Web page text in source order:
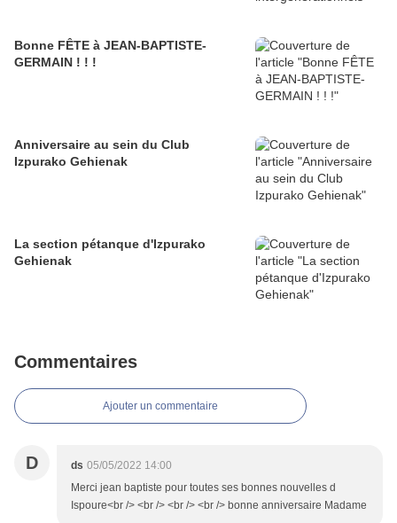
Bonne FÊTE à JEAN-BAPTISTE-
GERMAIN ! ! !
Anniversaire au sein du Club
Izpurako Gehienak
La section pétanque d'Izpurako
Gehienak
Commentaires
Ajouter un commentaire
D ds 05/05/2022 14:00
Merci jean baptiste pour toutes ses bonnes nouvelles d
Ispoure<br /> <br /> <br /> <br /> bonne anniversaire Madame